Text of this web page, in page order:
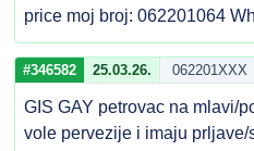
price moj broj: 062201064
#346582 25.03.26. 062201XXX
GIS GAY petrovac na mlavi/
vole pervezije i imaju